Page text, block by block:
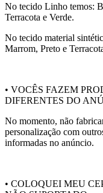
No tecido Linho temos:
Terracota e Verde.
No tecido material
Marrom, Preto e
• VOCÊS FAZEM
DIFERENTES DO
No momento, não
personalização com
informadas no anúncio.
• COLOQUEI MEU